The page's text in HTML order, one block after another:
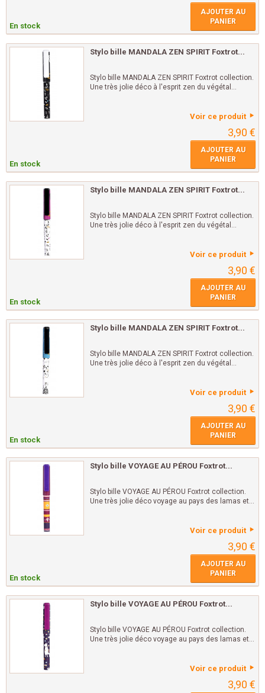
En stock
AJOUTER AU
PANIER
Stylo bille MANDALA ZEN SPIRIT Foxtrot...
Stylo bille MANDALA ZEN SPIRIT Foxtrot collection.
Une très jolie déco à l'esprit zen du végétal...
Voir ce produit
3,90 €
En stock
AJOUTER AU
PANIER
Stylo bille MANDALA ZEN SPIRIT Foxtrot...
Stylo bille MANDALA ZEN SPIRIT Foxtrot collection.
Une très jolie déco à l'esprit zen du végétal...
Voir ce produit
3,90 €
En stock
AJOUTER AU
PANIER
Stylo bille MANDALA ZEN SPIRIT Foxtrot...
Stylo bille MANDALA ZEN SPIRIT Foxtrot collection.
Une très jolie déco à l'esprit zen du végétal...
Voir ce produit
3,90 €
En stock
AJOUTER AU
PANIER
Stylo bille VOYAGE AU PÉROU Foxtrot...
Stylo bille VOYAGE AU PÉROU Foxtrot collection.
Une très jolie déco voyage au pays des lamas et...
Voir ce produit
3,90 €
En stock
AJOUTER AU
PANIER
Stylo bille VOYAGE AU PÉROU Foxtrot...
Stylo bille VOYAGE AU PÉROU Foxtrot collection.
Une très jolie déco voyage au pays des lamas et...
Voir ce produit
3,90 €